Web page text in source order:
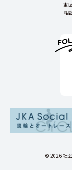
東
相
© 2026 社